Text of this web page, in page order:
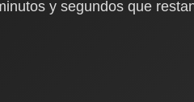
y segundos que